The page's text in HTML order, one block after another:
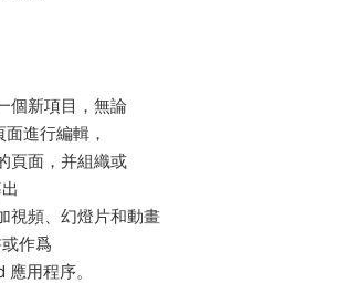
個新項目，無論
進行編輯，
頁面，并組織或
視頻、幻燈片和動畫
作爲
用程序。